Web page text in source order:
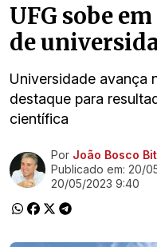
UFG sobe
de
Universidade avança
destaque para
científica
Ir direto pra matéria
Por João Bosco
Publicado em: 20/
20/05/2023 9:40